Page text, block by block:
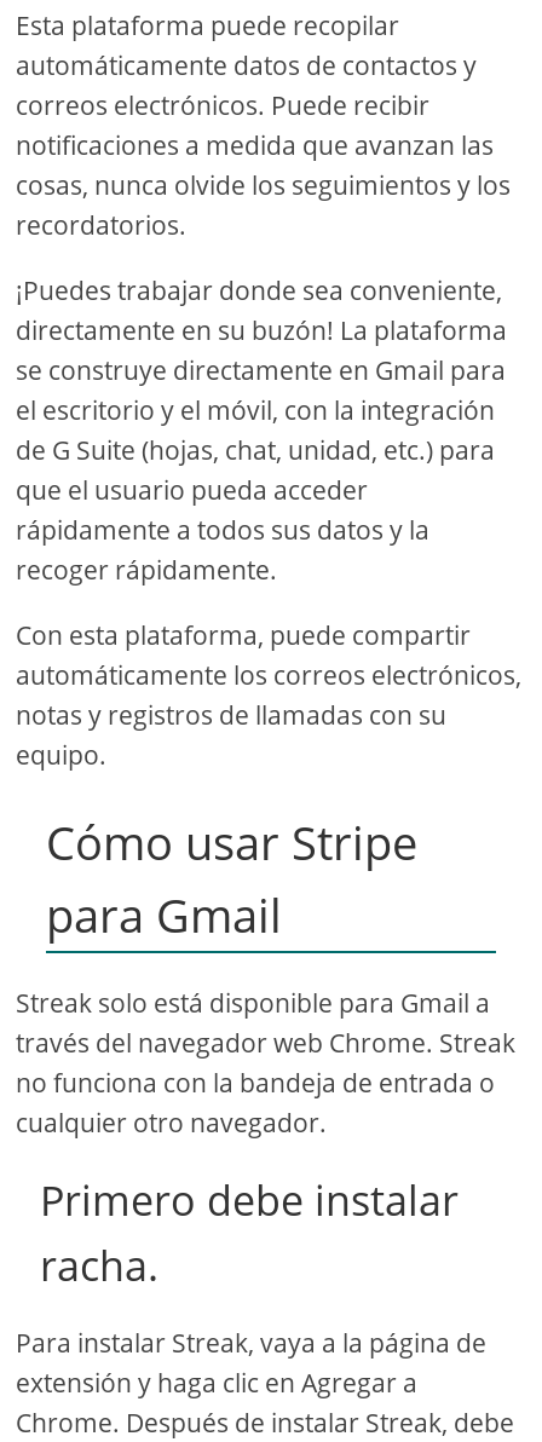
Esta plataforma puede recopilar
automáticamente datos de contactos y
correos electrónicos. Puede recibir
notificaciones a medida que avanzan las
cosas, nunca olvide los seguimientos y los
recordatorios.
¡Puedes trabajar donde sea conveniente,
directamente en su buzón! La plataforma
se construye directamente en Gmail para
el escritorio y el móvil, con la integración
de G Suite (hojas, chat, unidad, etc.) para
que el usuario pueda acceder
rápidamente a todos sus datos y la
recoger rápidamente.
Con esta plataforma, puede compartir
automáticamente los correos electrónicos,
notas y registros de llamadas con su
equipo.
Cómo usar Stripe
para Gmail
Streak solo está disponible para Gmail a
través del navegador web Chrome. Streak
no funciona con la bandeja de entrada o
cualquier otro navegador.
Primero debe instalar
racha.
Para instalar Streak, vaya a la página de
extensión y haga clic en Agregar a
Chrome. Después de instalar Streak, debe